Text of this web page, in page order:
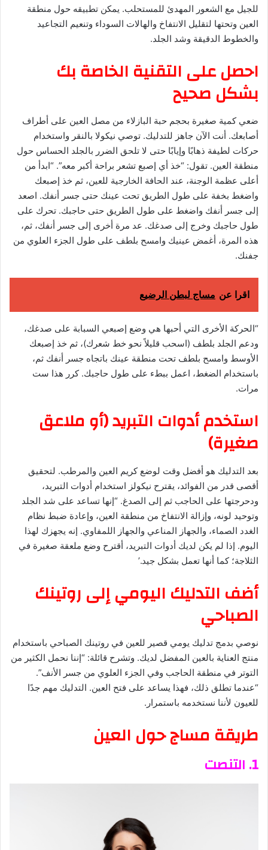
للجيل مع الشعور المهدئ للمستحلب. يمكن تطبيقه حول منطقة
العين وتحتها لتقليل الانتفاخ والهالات السوداء وتنعيم التجاعيد
والخطوط الدقيقة وشد الجلد.
احصل على التقنية الخاصة بك
بشكل صحيح
ضعي كمية صغيرة بحجم حبة البازلاء من مصل العين على أطراف
أصابعك. أنت الآن جاهز للتدليك. توصي نيكولا بالنقر واستخدام
حركات لطيفة ذهابًا وإيابًا حتى لا تلحق الضرر بالجلد الحساس حول
منطقة العين. تقول: “خذ أي إصبع تشعر براحة أكبر معه”. “ابدأ من
أعلى عظمة الوجنة، عند الحافة الخارجية للعين، ثم خذ إصبعك
واضغط بخفة على طول الطريق تحت عينك حتى جسر أنفك. اصعد
إلى جسر أنفك واضغط على طول الطريق حتى حاجبك. تحرك على
طول حاجبك وخرج إلى صدغك. عد مرة أخرى إلى جسر أنفك، ثم،
هذه المرة، أغمض عينيك وامسح بلطف على طول الجزء العلوي من
جفنك.
اقرا عن مساج لبطن الرضيع
“الحركة الأخرى التي أحبها هي وضع إصبعي السبابة على صدغك،
ودعم الجلد بلطف (اسحب قليلاً نحو خط شعرك)، ثم خذ إصبعك
الأوسط وامسح بلطف تحت منطقة عينك باتجاه جسر أنفك ثم،
باستخدام الضغط، اعمل ببطء على طول حاجبك. كرر هذا ست
مرات.
استخدم أدوات التبريد (أو ملاعق
صغيرة)
بعد التدليك هو أفضل وقت لوضع كريم العين والمرطب. لتحقيق
أقصى قدر من الفوائد، يقترح نيكولز استخدام أدوات التبريد،
ودحرجتها على الحاجب ثم إلى الصدغ. “إنها تساعد على شد الجلد
وتوحيد لونه، وإزالة الانتفاخ من منطقة العين، وإعادة ضبط نظام
الغدد الصماء، والجهاز المناعي والجهاز اللمفاوي. إنه يجهزك لهذا
اليوم. إذا لم يكن لديك أدوات التبريد، أقترح وضع ملعقة صغيرة في
الثلاجة؛ كما أنها تعمل بشكل جيد.’
أضف التدليك اليومي إلى روتينك
الصباحي
نوصي بدمج تدليك يومي قصير للعين في روتينك الصباحي باستخدام
منتج العناية بالعين المفضل لديك. وتشرح قائلة: “إننا نحمل الكثير من
التوتر في منطقة الحاجب وفي الجزء العلوي من جسر الأنف”.
“عندما تطلق ذلك، فهذا يساعد على فتح العين. التدليك مهم جدًا
للعيون لأننا نستخدمه باستمرار.
طريقة مساج حول العين
1. التنصت